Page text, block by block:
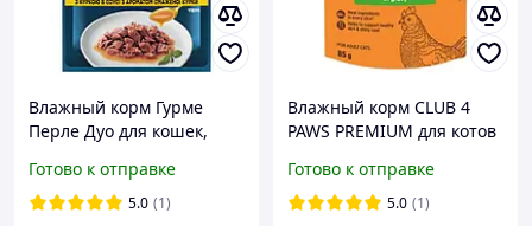
Влажный корм Гурме
Перле Дуо для кошек,
курицей 85 г
(8445291188266)
Готово к отправке
5.0 (1)
Влажный корм CLUB 4
PAWS PREMIUM для котов
Готово к отправке
5.0 (1)